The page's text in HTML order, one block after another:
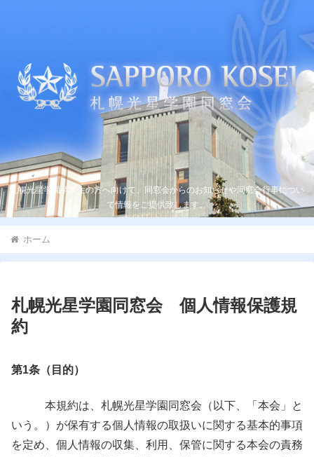
札幌光星学園卒業生の方へ向けて、同窓会からのお知らせや同窓会行事につい
て情報をご提供致します。
ホーム
札幌光星学園同窓会 個人情報保護規
約
第1条（目的）
本規約は、札幌光星学園同窓会（以下、「本会」と
いう。）が保有する個人情報の取扱いに関する基本的事項
を定め、個人情報の収集、利用、保管に関する本会の責務